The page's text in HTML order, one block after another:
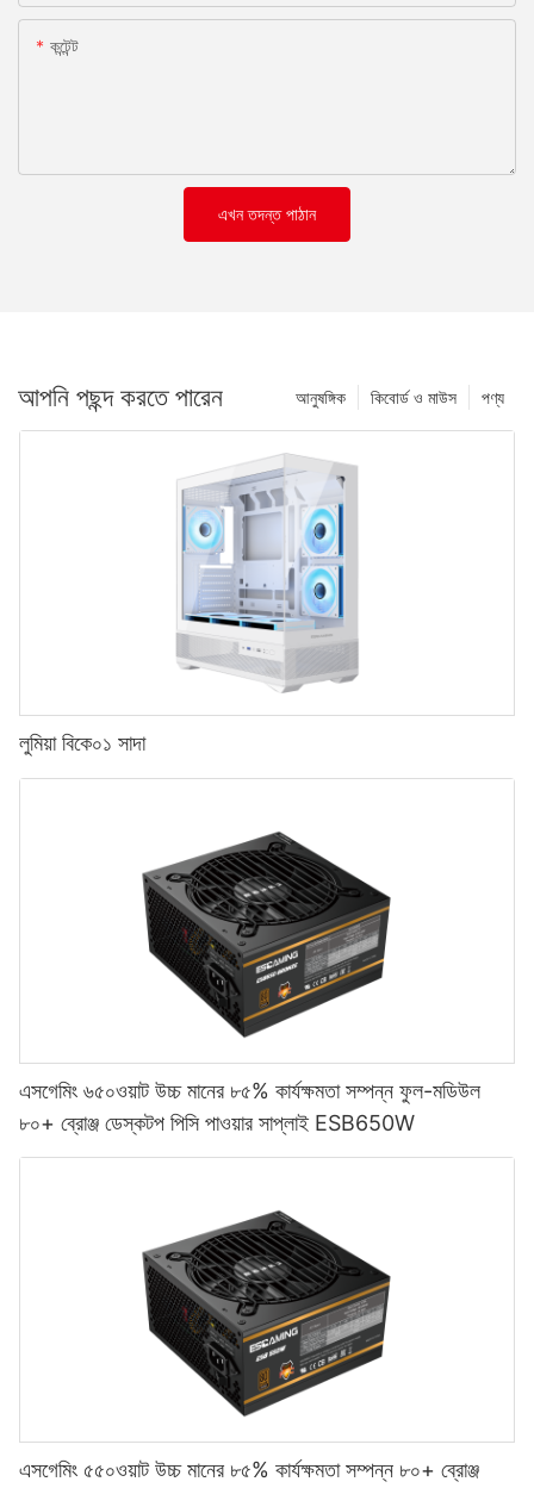
কন্টেন্ট
এখন তদন্ত পাঠান
আপনি পছন্দ করতে পারেন পণ্য
কিবোর্ড ও মাউস
আনুষঙ্গিক
লুমিয়া বিকে০১ সাদা
এসগেমিং ৬৫০ওয়াট উচ্চ মানের ৮৫% কার্যক্ষমতা সম্পন্ন ফুল-মডিউল
৮০+ ব্রোঞ্জ ডেস্কটপ পিসি পাওয়ার সাপ্লাই ESB650W
এসগেমিং ৫৫০ওয়াট উচ্চ মানের ৮৫% কার্যক্ষমতা সম্পন্ন ৮০+ ব্রোঞ্জ